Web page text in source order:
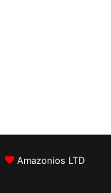
Amazonios LTD